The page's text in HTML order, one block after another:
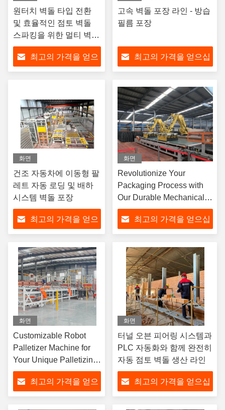
원터치 벽돌 타입 전환
및 효율적인 점토 벽돌
스파킹을 위한 멀티 벽돌
타입 자동 포장 시스템
최고의 가격을 얻으
고속 벽돌 포장 라인 - 방습
필름 포장
최고의 가격을 얻으십
화면
건조 자동차에 이동형 팔
레트 자동 로딩 및 배하
시스템 벽돌 포장
최고의 가격을 얻으
화면
Revolutionize Your
Packaging Process with
Our Durable Mechanical
Palletizing Device
최고의 가격을 얻으십
화면
Customizable Robot
Palletizer Machine for
Your Unique Palletizing
Requirements
최고의 가격을 얻으
화면
터널 오븐 피어링 시스템과
PLC 자동화와 함께 완전히
자동 점토 벽돌 생산 라인
최고의 가격을 얻으십